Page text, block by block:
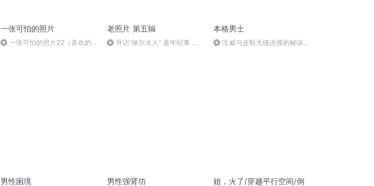
一张可怕的照片
一张可怕的照片22（喜欢的
老照片 第五辑
拜访“保尔夫人” 童年纪事 两
本格男士
匡威与皮鞋无缝连接的秘诀，
男性困境 男性强肾功
姐，火了/穿越平行空间/倒